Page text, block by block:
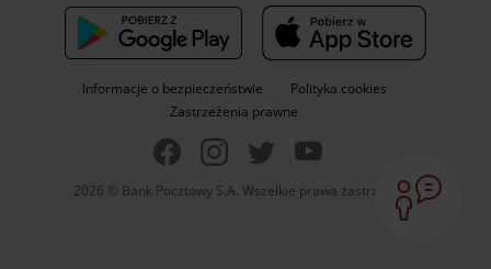
Informacje o bezpieczeństwie
Polityka cookies
Zastrzeżenia prawne
2026 © Bank Pocztowy S.A. Wszelkie prawa zastrzeżone.